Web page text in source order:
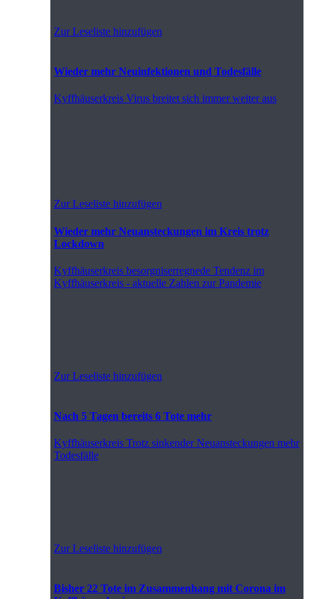
Zur Leseliste hinzufügen
Wieder mehr Neuinfektionen und Todesfälle
KyffhäuserkreisVirus breitet sich immer weiter aus
Zur Leseliste hinzufügen
Wieder mehr Neuansteckungen im Kreis trotz
Lockdown
Kyffhäuserkreisbesorgniserregnede Tendenz im
Kyffhäuserkreis - aktuelle Zahlen zur Pandemie
Zur Leseliste hinzufügen
Nach 5 Tagen bereits 6 Tote mehr
KyffhäuserkreisTrotz sinkender Neuansteckungen mehr
Todesfälle
Zur Leseliste hinzufügen
Bisher 22 Tote im Zusammenhang mit Corona im